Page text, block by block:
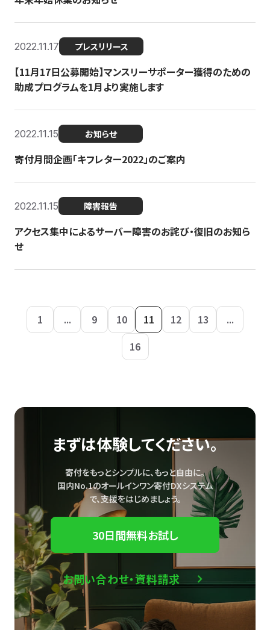
2022.11.17 プレスリリース
【11月17日公募開始】マンスリーサポーター獲得のための
助成プログラムを1月より実施します
2022.11.15 お知らせ
寄付月間企画「キフレター2022」のご案内
2022.11.15 障害報告
アクセス集中によるサーバー障害のお詫び・復旧のお知ら
せ
1 ... 9 10 11 12 13
...
16
まずは体験してください。
寄付をもっとシンプルに、もっと自由に。
国内No.1のオールインワン寄付DXシステム
で、支援をはじめましょう。
30日間無料お試し
お問い合わせ・資料請求